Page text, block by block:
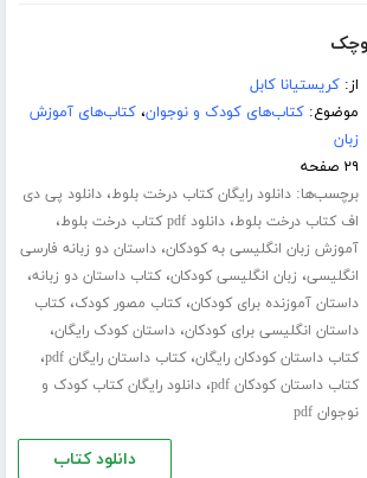
از:کریستیانا کابل
موضوع:کتاب‌های کودک و نوجوان،کتاب‌های آموزش
زبان
۲۹ صفحه
برچسب‌ها:دانلود رایگان کتاب درخت بلوط،دانلود پی دی
اف کتاب درخت بلوط،دانلود pdf کتاب درخت بلوط ،
آموزش زبان انگلیسی به کودکان،داستان دو زبانه فارسی
انگلیسی، زبان انگلیسی کودکان،کتاب داستان دو زبانه،
داستان آموزنده برای کودکان،کتاب مصور کودک،کتاب
داستان انگلیسی برای کودکان،داستان کودک رایگان،
کتاب داستان کودکان رایگان،کتاب داستان رایگان pdf ،
کتاب داستان کودکان pdf ،دانلود رایگان کتاب کودک و
نوجوان pdf
دانلود کتاب